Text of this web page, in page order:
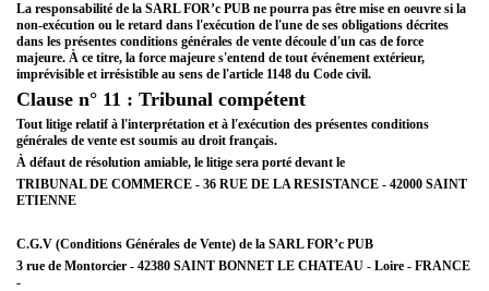
La responsabilité de la SARL FOR’c PUB ne pourra pas être mise en oeuvre si la
non-exécution ou le retard dans l'exécution de l'une de ses obligations décrites
dans les présentes conditions générales de vente découle d'un cas de force
majeure. À ce titre, la force majeure s'entend de tout événement extérieur,
imprévisible et irrésistible au sens de l'article 1148 du Code civil.
Clause n° 11 : Tribunal compétent
Tout litige relatif à l'interprétation et à l'exécution des présentes conditions
générales de vente est soumis au droit français.
À défaut de résolution amiable, le litige sera porté devant le
TRIBUNAL DE COMMERCE - 36 RUE DE LA RESISTANCE - 42000 SAINT
ETIENNE
C.G.V (Conditions Générales de Vente) de la SARL FOR’c PUB
3 rue de Montorcier - 42380 SAINT BONNET LE CHATEAU - Loire - FRANCE
-